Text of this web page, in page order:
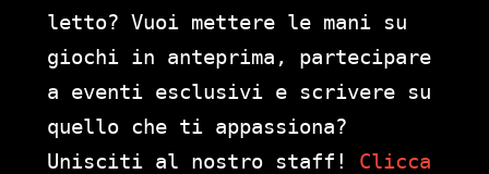
letto? Vuoi mettere le mani su
giochi in anteprima, partecipare
a eventi esclusivi e scrivere su
quello che ti appassiona?
Unisciti al nostro staff! Clicca